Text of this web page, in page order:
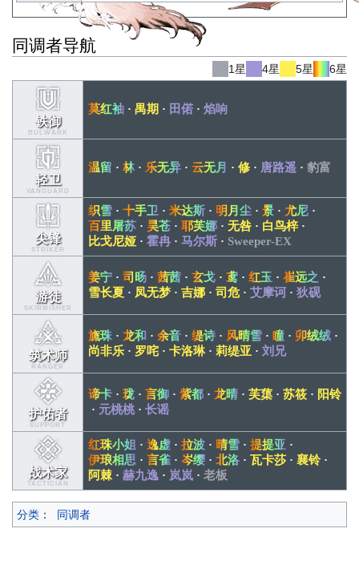
同调者导航
1星 4星 5星 6星
铁御
BULWARK
莫红袖 · 禺期 · 田偌 · 焰响
轻卫
VANGUARD
温留 · 林 · 乐无异 · 云无月 · 修 · 唐路遥 · 豹富
尖锋
STRIKER
织雪 · 十手卫 · 米达斯 · 明月尘 · 景 · 尤尼 ·
百里屠苏 · 昊苍 · 耶芙娜 · 无咎 · 白鸟梓·
比戈尼娅 · 霍冉 · 马尔斯 · Sweeper-EX
游徒
SKIRMISHER
姜宁 · 司旸 · 茜茜 · 玄戈 · 鸢 · 红玉 · 崔远之 ·
雪长夏 · 凤无梦 · 吉娜 · 司危· 艾摩诃 · 狄砚
筑术师
RANGER
旒珠 · 龙和 · 余音 · 缇诗 · 风晴雪 · 瞳 · 卯绒绒 ·
尚非乐 · 罗咤 · 卡洛琳· 莉缇亚 · 刘兄
护佑者
SUPPORT
谛卡 · 珑 · 言御 · 紫都 · 龙晴 · 芙蕖 · 苏筱 · 阳铃
· 元桃桃· 长谣
战术家
TACTICIAN
红珠小姐 · 逸虚 · 拉波 · 晴雪 · 提提亚 ·
伊琅相思 · 言雀 · 岑缨 · 北洛 · 瓦卡莎 · 襄铃·
阿棘 · 赫九逸 · 岚岚 · 老板
分类 ： 同调者